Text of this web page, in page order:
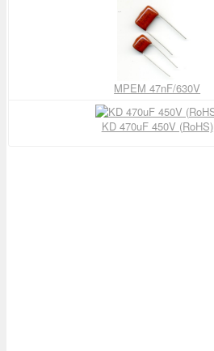
MPEM 47nF/630V
KD 470uF 450V (RoHS)